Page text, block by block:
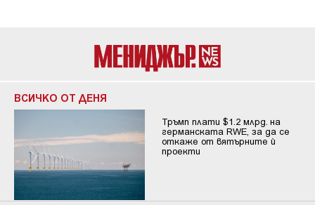
ВСИЧКО ОТ ДЕНЯ
Тръмп плати $1.2 млрд. на
германската RWE, за да се
откаже от вятърните ѝ
проекти